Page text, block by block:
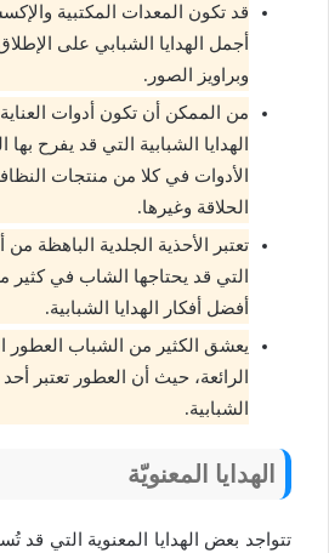
قد تكون المعدات المكتبية
أجمل الهدايا الشبابي على
وبراويز الصور.
من الممكن أن تكون أدوات
الهدايا الشبابية التي قد يفرح
الأدوات في كلا من منتجات
الحلاقة وغيرها.
تعتبر الأحذية الجلدية الباهظة من
التي قد يحتاجها الشاب في
أفضل أفكار الهدايا الشبابية.
يعشق الكثير من الشباب العطور
الرائعة، حيث أن العطور تعتبر
الشبابية.
الهدايا المعنويّة
تتواجد بعض الهدايا المعنوية التي قد